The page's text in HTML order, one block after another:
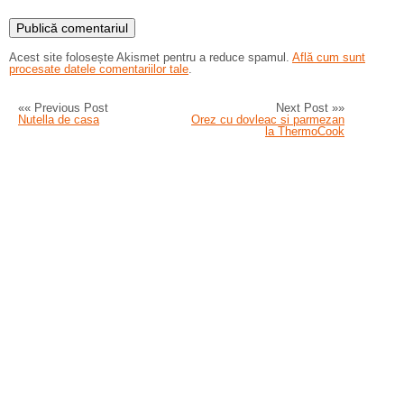
Acest site folosește Akismet pentru a reduce spamul. Află cum sunt
procesate datele comentariilor tale.
«« Previous Post
Nutella de casa
Next Post »»
Orez cu dovleac si parmezan
la ThermoCook